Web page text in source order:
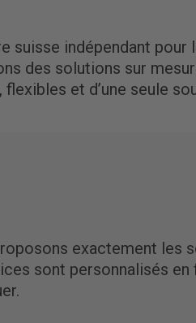
suisse indépendant pour
des solutions sur
et d’une seule
exactement les
sont personnalisés